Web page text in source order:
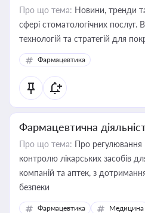
Про що тема: Новини, тренди
сфері стоматологічних послуг.
технологій та
Фармацевтика
Фармацевтична
Про що тема: Про регулювання
контролю лікарських засобів
компаній та аптек, з
безпеки
Фармацевтика Медицина